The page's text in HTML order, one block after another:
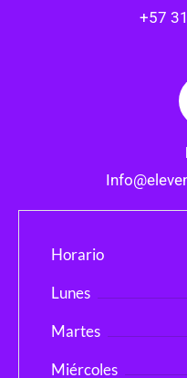
+57
Horario
Lunes
Martes
Miércoles